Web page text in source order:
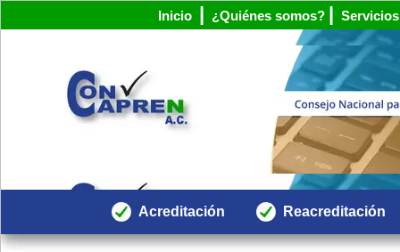
Inicio | ¿Quiénes somos? | Servicios
Acreditación Reacreditación